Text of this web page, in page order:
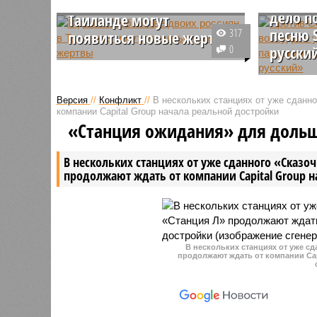
Таиланде могут
появиться новые жертвы
Двое граждан Таиланда,
Назимовых, предположительно,
причастны к гибели ещё
нескольких человек. Об этом
участке Хуай-Яй, расположенном
в пригороде Паттайи.
317
0
дело
песню
РФ после
Версия // Конфликт // В нескольких станциях от уже
компании Capital Group начала реальной достройки
В нескольких станциях от уже сданного
продолжают ждать от компании Capital Group
«Станция ожидания» для
В нескольких станциях от уже
продолжают ждать от компании